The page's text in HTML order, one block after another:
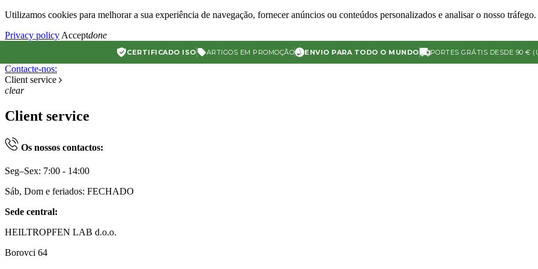
Utilizamos cookies para melhorar a sua experiência de navegação, fornecer anúncios ou conteúdos personalizados e analisar o nosso
Privacy policy Acceptdone
CERTIFICADO ISO ARTIGOS EM PROMOÇÃO ENVIO PARA TODO O MUNDO PORTES GRÁTIS DESDE 90 €
Contacte-nos:
Client service
clear
Client service
Os nossos contactos:
Seg–Sex: 7:00 - 14:00
Sáb, Dom e feriados: FECHADO
Sede central:
HEILTROPFEN LAB d.o.o.
Borovci 64